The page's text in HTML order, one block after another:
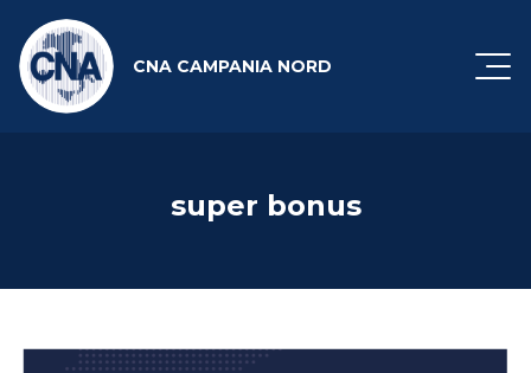
CNA CAMPANIA NORD
super bonus